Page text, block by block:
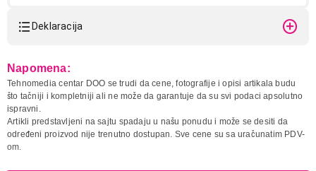
Deklaracija
Naziv i vrsta robe:
SLUSALICA
Uvoznik:
Zemlja porekla:
Prava potrošača:
Zagarantovana sva prava
Napomena:
Tehnomedia centar DOO se trudi da cene, fotografije i opisi artikala budu
što tačniji i kompletniji ali ne može da garantuje da su svi podaci apsolutno
ispravni.
Artikli predstavljeni na sajtu spadaju u našu ponudu i može se desiti da
određeni proizvod nije trenutno dostupan. Sve cene su sa uračunatim PDV-
om.
Nastavi kupovinu
Završi kupovinu